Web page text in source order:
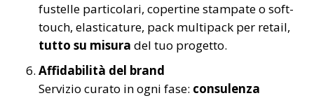
fustelle particolari, copertine stampate o soft-
touch, elasticature, pack multipack per retail,
tutto su misura del tuo progetto.
Affidabilità del brand
Servizio curato in ogni fase: consulenza